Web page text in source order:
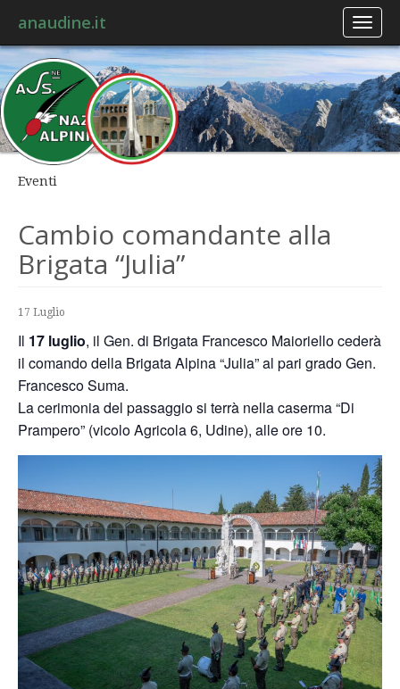
anaudine.it
Eventi
Cambio comandante alla
Brigata “Julia”
17 Luglio
Il 17 luglio, il Gen. di Brigata Francesco Maioriello cederà
il comando della Brigata Alpina “Julia” al pari grado Gen.
Francesco Suma.
La cerimonia del passaggio si terrà nella caserma “Di
Prampero” (vicolo Agricola 6, Udine), alle ore 10.